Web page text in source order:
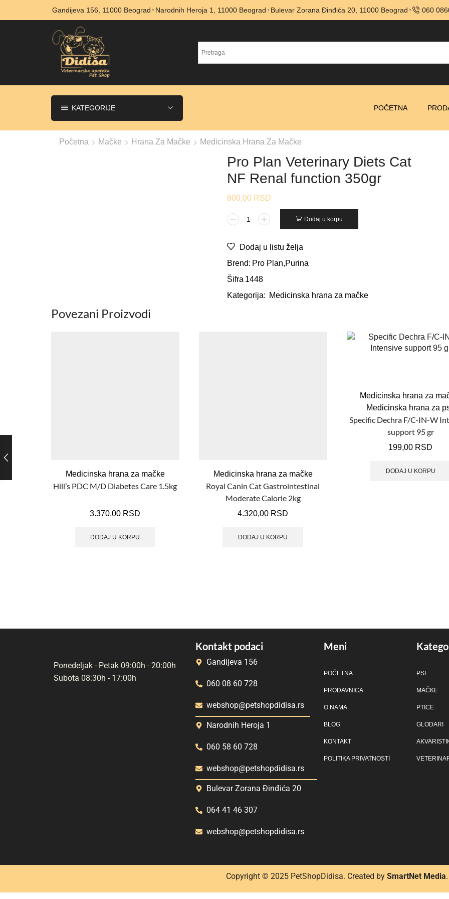
Gandijeva 156, 11000 Beograd Narodnih Heroja 1, 11000 Beograd Bulevar Zorana Đinđića 20, 11000 Beograd 060
KATEGORIJE POČETNA
Početna Mačke Hrana Za Mačke Medicinska Hrana Za Mačke
Pro Plan Veterinary Diets Cat
NF Renal function 350gr
800,00 RSD
Dodaj u korpu
Dodaj u listu želja
Brend: Pro Plan,Purina
Šifra 1448
Kategorija: Medicinska hrana za mačke
Povezani Proizvodi
Medicinska hrana za mačke
Hill’s PDC M/D Diabetes Care 1.5kg
3.370,00 RSD
DODAJ U KORPU
Medicinska hrana za mačke
Royal Canin Cat Gastrointestinal
Moderate Calorie 2kg
4.320,00 RSD
DODAJ U KORPU
Medicinska hrana za
Medicinska hrana za
Specific Dechra F/C-IN-W
support 95 gr
199,00 RSD
DODAJ U KORPU
Ponedeljak - Petak 09:00h - 20:00h
Subota 08:30h - 17:00h
Kontakt podaci
Gandijeva 156
060 08 60 728
webshop@petshopdidisa.rs
Narodnih Heroja 1
060 58 60 728
webshop@petshopdidisa.rs
Bulevar Zorana Đinđića 20
064 41 46 307
webshop@petshopdidisa.rs
Meni
POČETNA
PRODAVNICA
O NAMA
BLOG
KONTAKT
POLITIKA PRIVATNOSTI
PSI
MAČKE
PTICE
GLODARI
Copyright © 2025 PetShopDidisa. Created by SmartNet Media.